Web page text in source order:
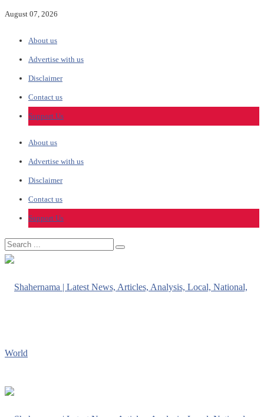
August 07, 2026
About us
Advertise with us
Disclaimer
Contact us
Support Us
About us
Advertise with us
Disclaimer
Contact us
Support Us